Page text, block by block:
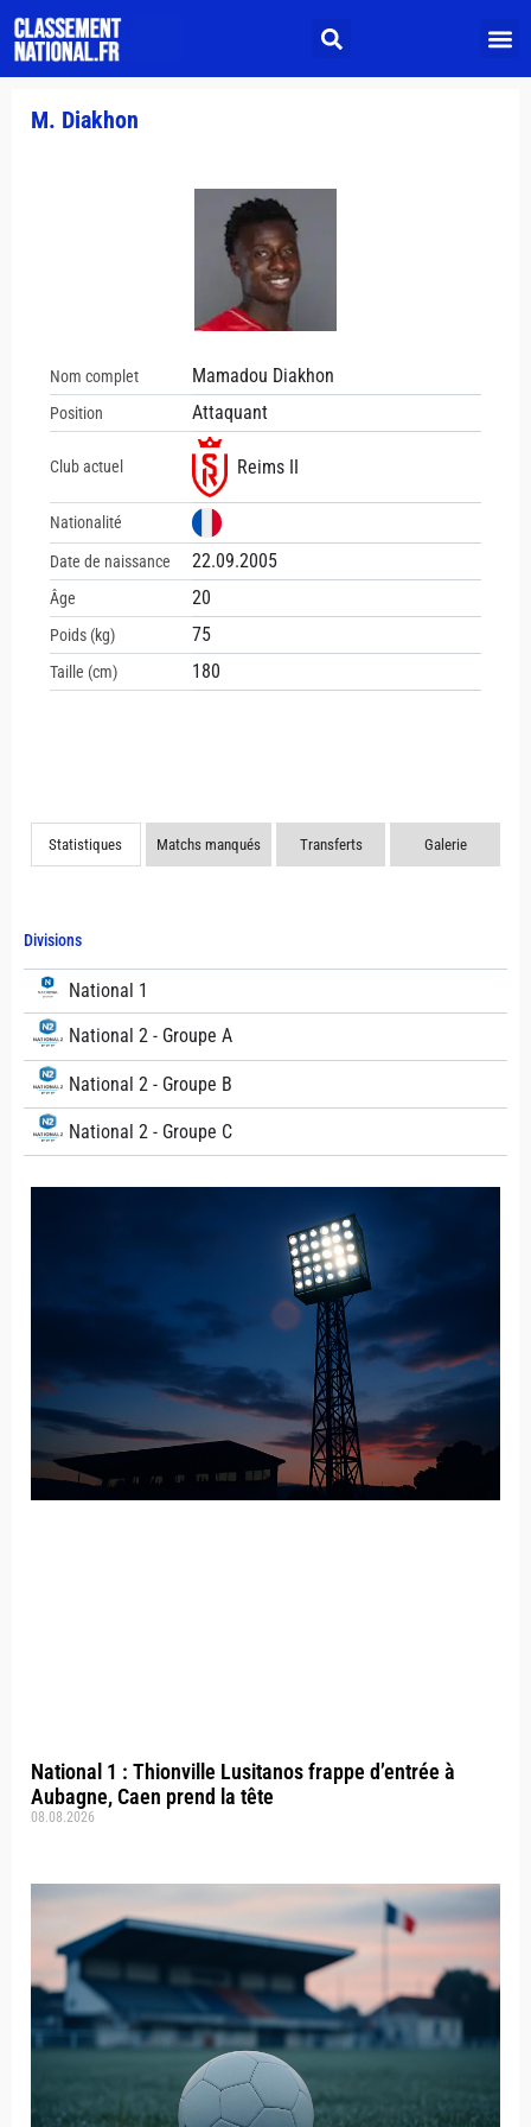
Divisions
National 1
National 2 - Groupe A
National 2 - Groupe B
National 2 - Groupe C
National 1 : Thionville Lusitanos frappe d’entrée à
Aubagne, Caen prend la tête
08.08.2026
M. Diakhon
Nom complet Mamadou Diakhon
Position Attaquant
Club actuel Reims II
Nationalité
Date de naissance 22.09.2005
Âge 20
Poids (kg) 75
Taille (cm) 180
Statistiques Matchs manqués Transferts Galerie